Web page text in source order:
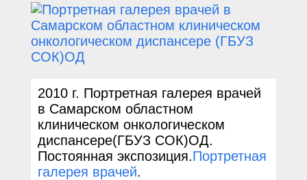
2010 г. Портретная галерея врачей
в Самарском областном
клиническом онкологическом
диспансере(ГБУЗ СОК)ОД.
Постоянная экспозиция.Портретная
галерея врачей.